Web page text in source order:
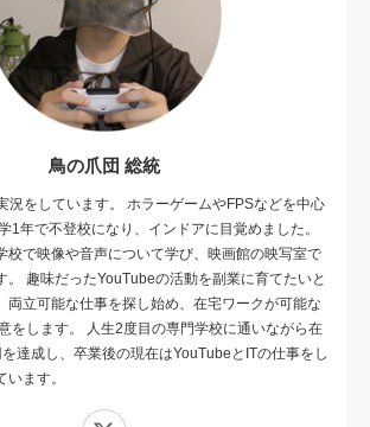
鳥の爪団 総統
況をしています。 ホラーゲームやFPSなどを中心
1年で不登校になり、インドアに目覚めました。
校で映像や音声について学び、映画館の映写室で
。 趣味だったYouTubeの活動を副業に育てたいと
両立可能な仕事を探し始め、在宅ワークが可能な
をします。 人生2度目の専門学校に通いながら在
達成し、卒業後の現在はYouTubeとITの仕事をし
ます。